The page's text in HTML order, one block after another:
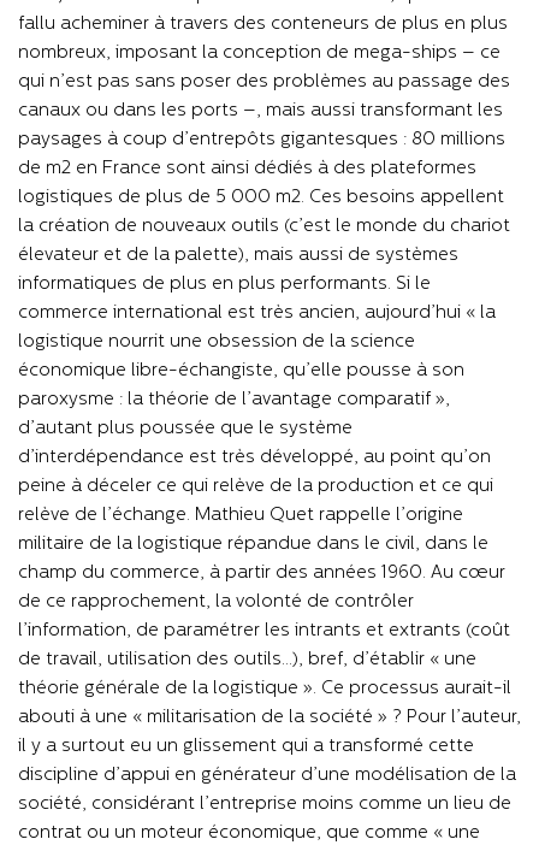
fallu acheminer à travers des conteneurs de plus en plus
nombreux, imposant la conception de mega-ships – ce
qui n’est pas sans poser des problèmes au passage des
canaux ou dans les ports –, mais aussi transformant les
paysages à coup d’entrepôts gigantesques : 80 millions
de m2 en France sont ainsi dédiés à des plateformes
logistiques de plus de 5 000 m2. Ces besoins appellent
la création de nouveaux outils (c’est le monde du chariot
élevateur et de la palette), mais aussi de systèmes
informatiques de plus en plus performants. Si le
commerce international est très ancien, aujourd’hui « la
logistique nourrit une obsession de la science
économique libre-échangiste, qu’elle pousse à son
paroxysme : la théorie de l’avantage comparatif »,
d’autant plus poussée que le système
d’interdépendance est très développé, au point qu’on
peine à déceler ce qui relève de la production et ce qui
relève de l’échange. Mathieu Quet rappelle l’origine
militaire de la logistique répandue dans le civil, dans le
champ du commerce, à partir des années 1960. Au cœur
de ce rapprochement, la volonté de contrôler
l’information, de paramétrer les intrants et extrants (coût
de travail, utilisation des outils…), bref, d’établir « une
théorie générale de la logistique ». Ce processus aurait-il
abouti à une « militarisation de la société » ? Pour l’auteur,
il y a surtout eu un glissement qui a transformé cette
discipline d’appui en générateur d’une modélisation de la
société, considérant l’entreprise moins comme un lieu de
contrat ou un moteur économique, que comme « une